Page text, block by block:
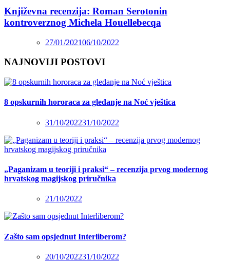
Književna recenzija: Roman Serotonin
kontroverznog Michela Houellebecqa
27/01/202106/10/2022
NAJNOVIJI POSTOVI
8 opskurnih hororaca za gledanje na Noć vještica
31/10/202231/10/2022
„Paganizam u teoriji i praksi“ – recenzija prvog modernog
hrvatskog magijskog priručnika
21/10/2022
Zašto sam opsjednut Interliberom?
20/10/202231/10/2022